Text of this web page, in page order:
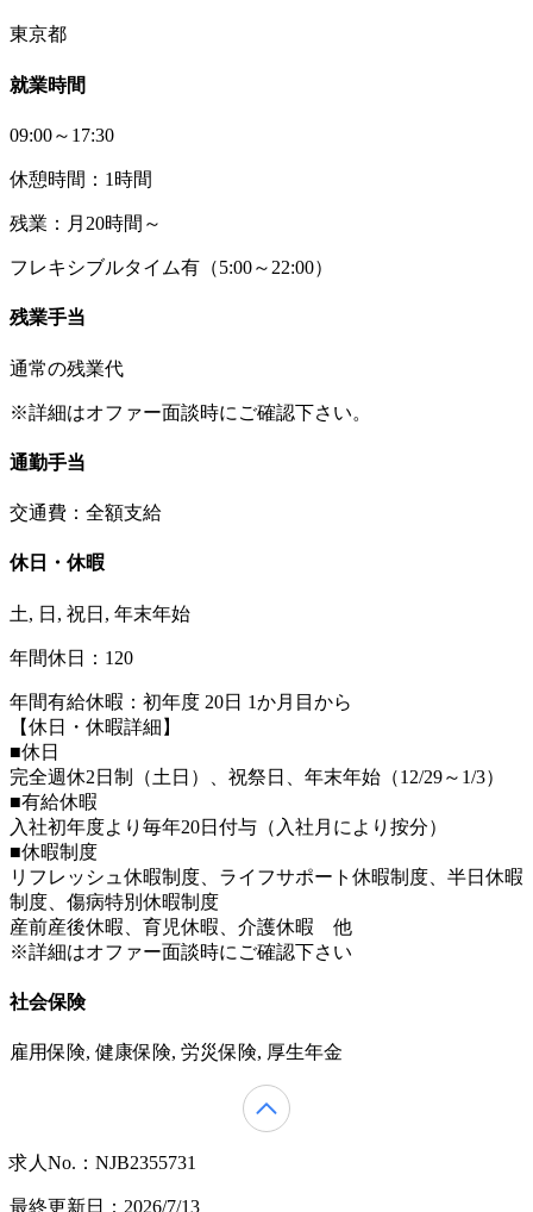
東京都
就業時間
09:00～17:30
休憩時間：1時間
残業：月20時間～
フレキシブルタイム有（5:00～22:00）
残業手当
通常の残業代
※詳細はオファー面談時にご確認下さい。
通勤手当
交通費：全額支給
休日・休暇
土, 日, 祝日, 年末年始
年間休日：120
年間有給休暇：初年度 20日 1か月目から
【休日・休暇詳細】
■休日
完全週休2日制（土日）、祝祭日、年末年始（12/29～1/3）
■有給休暇
入社初年度より毎年20日付与（入社月により按分）
■休暇制度
リフレッシュ休暇制度、ライフサポート休暇制度、半日休暇
制度、傷病特別休暇制度
産前産後休暇、育児休暇、介護休暇 他
※詳細はオファー面談時にご確認下さい
社会保険
雇用保険, 健康保険, 労災保険, 厚生年金
求人No.：NJB2355731
最終更新日：2026/7/13